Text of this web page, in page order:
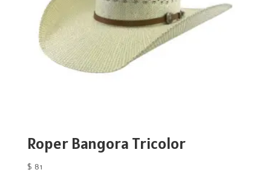
Roper Bangora Tricolor
$ 81